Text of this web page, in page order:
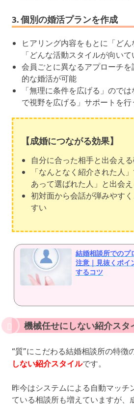
3. 個別の婚活プランを作成
ヒアリング内容をもとに「どん
「どんな活動スタイルが向い
会員ごとに異なるアプローチ
的な婚活が可能
「無理に条件を広げる」ので
で視野を広げる」サポートを行
【成婚につながる効果】
自分に合った相手と出会え
「なんとなく紹介された人
あって選ばれた人」と出会
初対面から会話が弾みやす
すい
結婚相談所でのプ
注意｜見抜くポイ
するコツ
機械任せにしない紹介スタ
“質”にこだわる結婚相談所の特徴
しない紹介スタイルです。
昨今はシステムによる自動マッチ
ている相談所も増えていますが、